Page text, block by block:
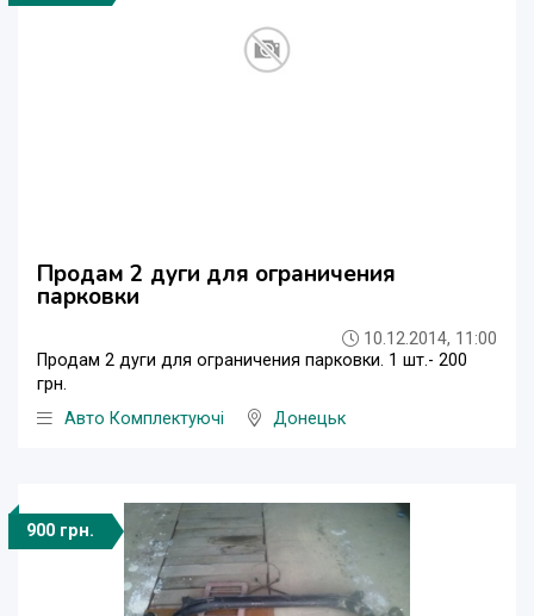
Продам 2 дуги для ограничения
парковки
10.12.2014, 11:00
Продам 2 дуги для ограничения парковки. 1 шт.- 200
грн.
Авто Комплектуючі
Донецьк
900 грн.